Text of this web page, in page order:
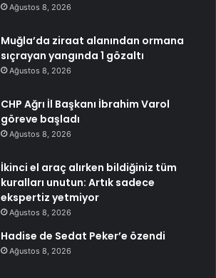
Ağustos 8, 2026
Muğla’da ziraat alanından ormana
sıçrayan yangında 1 gözaltı
Ağustos 8, 2026
CHP Ağrı İl Başkanı İbrahim Varol
göreve başladı
Ağustos 8, 2026
İkinci el araç alırken bildiğiniz tüm
kuralları unutun: Artık sadece
ekspertiz yetmiyor
Ağustos 8, 2026
Hadise de Sedat Peker’e özendi
Ağustos 8, 2026